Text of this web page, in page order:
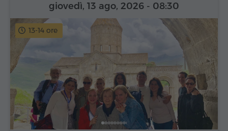
13-14 ore
giovedì, 13 ago, 2026 - 08:30